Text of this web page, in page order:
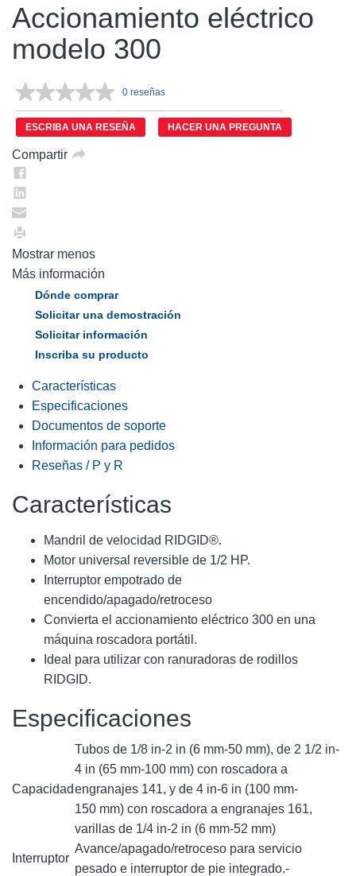
Accionamiento eléctrico
modelo 300
Sin
puntuación.
Enlace
en
0 reseñas
ESCRIBA UNA RESEÑA HACER UNA PREGUNTA
Compartir
Mostrar menos
Más información
Dónde comprar
Solicitar una demostración
Solicitar información
Inscriba su producto
Características
Especificaciones
Documentos de soporte
Información para pedidos
Reseñas / P y R
Características
Mandril de velocidad RIDGID®.
Motor universal reversible de 1/2 HP.
Interruptor empotrado de
encendido/apagado/retroceso
Convierta el accionamiento eléctrico 300 en una
máquina roscadora portátil.
Ideal para utilizar con ranuradoras de rodillos
RIDGID.
Especificaciones
Capacidad
Tubos de 1/8 in-2 in (6 mm-50 mm), de 2 1/2 in-
4 in (65 mm-100 mm) con roscadora a
engranajes 141, y de 4 in-6 in (100 mm-
150 mm) con roscadora a engranajes 161,
varillas de 1/4 in-2 in (6 mm-52 mm)
Interruptor
Avance/apagado/retroceso para servicio
pesado e interruptor de pie integrado.-